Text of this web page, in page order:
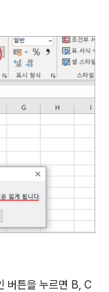
버튼을 누르면 B, C